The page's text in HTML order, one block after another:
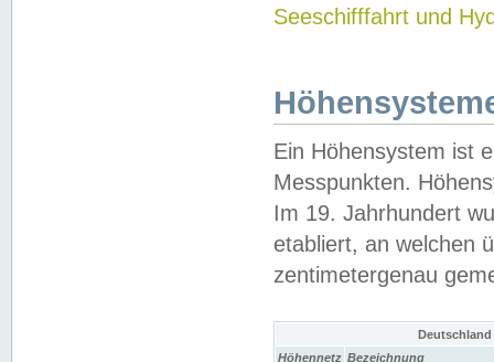
Seeschifffahrt und
Ein Höhensystem ist
Messpunkten.
Im 19. Jahrhundert
etabliert, an welchen
zentimetergenau
Höhennetz Bezeichnung